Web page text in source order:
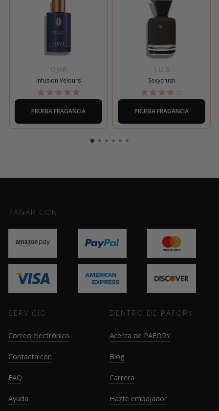
OJAR
Infusion Velours
PRUEBA FRAGANCIA
J.U.S
Sexycrush
PRUEBA FRAGANCIA
PAGAR CON
SERVICIO
Correo electrónico
Contacta con
FAQ
Ayuda
DENTRO DE PAFORY
Acerca de PAFORY
Blog
Carrera
Hazte embajador